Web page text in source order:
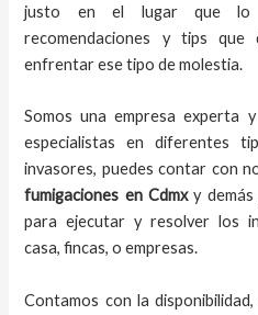
justo en el lugar que lo
recomendaciones y tips
enfrentar ese tipo de molestia.
Somos una empresa experta
especialistas en diferentes
invasores, puedes contar con
fumigaciones en Cdmxy demás
para ejecutar y resolver los
casa, fincas, o empresas.
Contamos con la